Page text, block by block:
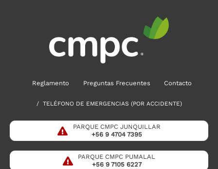
Reglamento Preguntas Frecuentes Contacto
/ TELÉFONO DE EMERGENCIAS (POR ACCIDENTE)
PARQUE CMPC JUNQUILLAR
+56 9 4704 7395
PARQUE CMPC PUMALAL
+56 9 7105 6227